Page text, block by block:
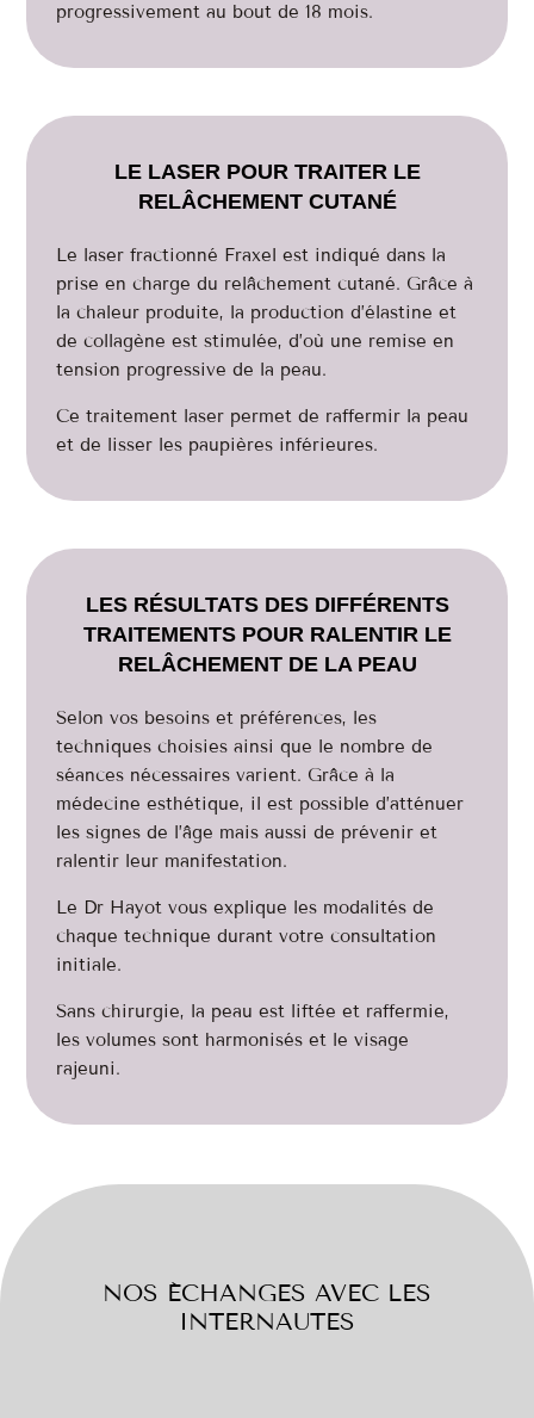
progressivement au bout de 18 mois.
LE LASER POUR TRAITER LE
RELÂCHEMENT CUTANÉ
Le laser fractionné Fraxel est indiqué dans la
prise en charge du relâchement cutané. Grâce à
la chaleur produite, la production d’élastine et
de collagène est stimulée, d’où une remise en
tension progressive de la peau.
Ce traitement laser permet de raffermir la peau
et de lisser les paupières inférieures.
LES RÉSULTATS DES DIFFÉRENTS
TRAITEMENTS POUR RALENTIR LE
RELÂCHEMENT DE LA PEAU
Selon vos besoins et préférences, les
techniques choisies ainsi que le nombre de
séances nécessaires varient. Grâce à la
médecine esthétique, il est possible d’atténuer
les signes de l’âge mais aussi de prévenir et
ralentir leur manifestation.
Le Dr Hayot vous explique les modalités de
chaque technique durant votre consultation
initiale.
Sans chirurgie, la peau est liftée et raffermie,
les volumes sont harmonisés et le visage
rajeuni.
NOS ÉCHANGES AVEC LES
INTERNAUTES